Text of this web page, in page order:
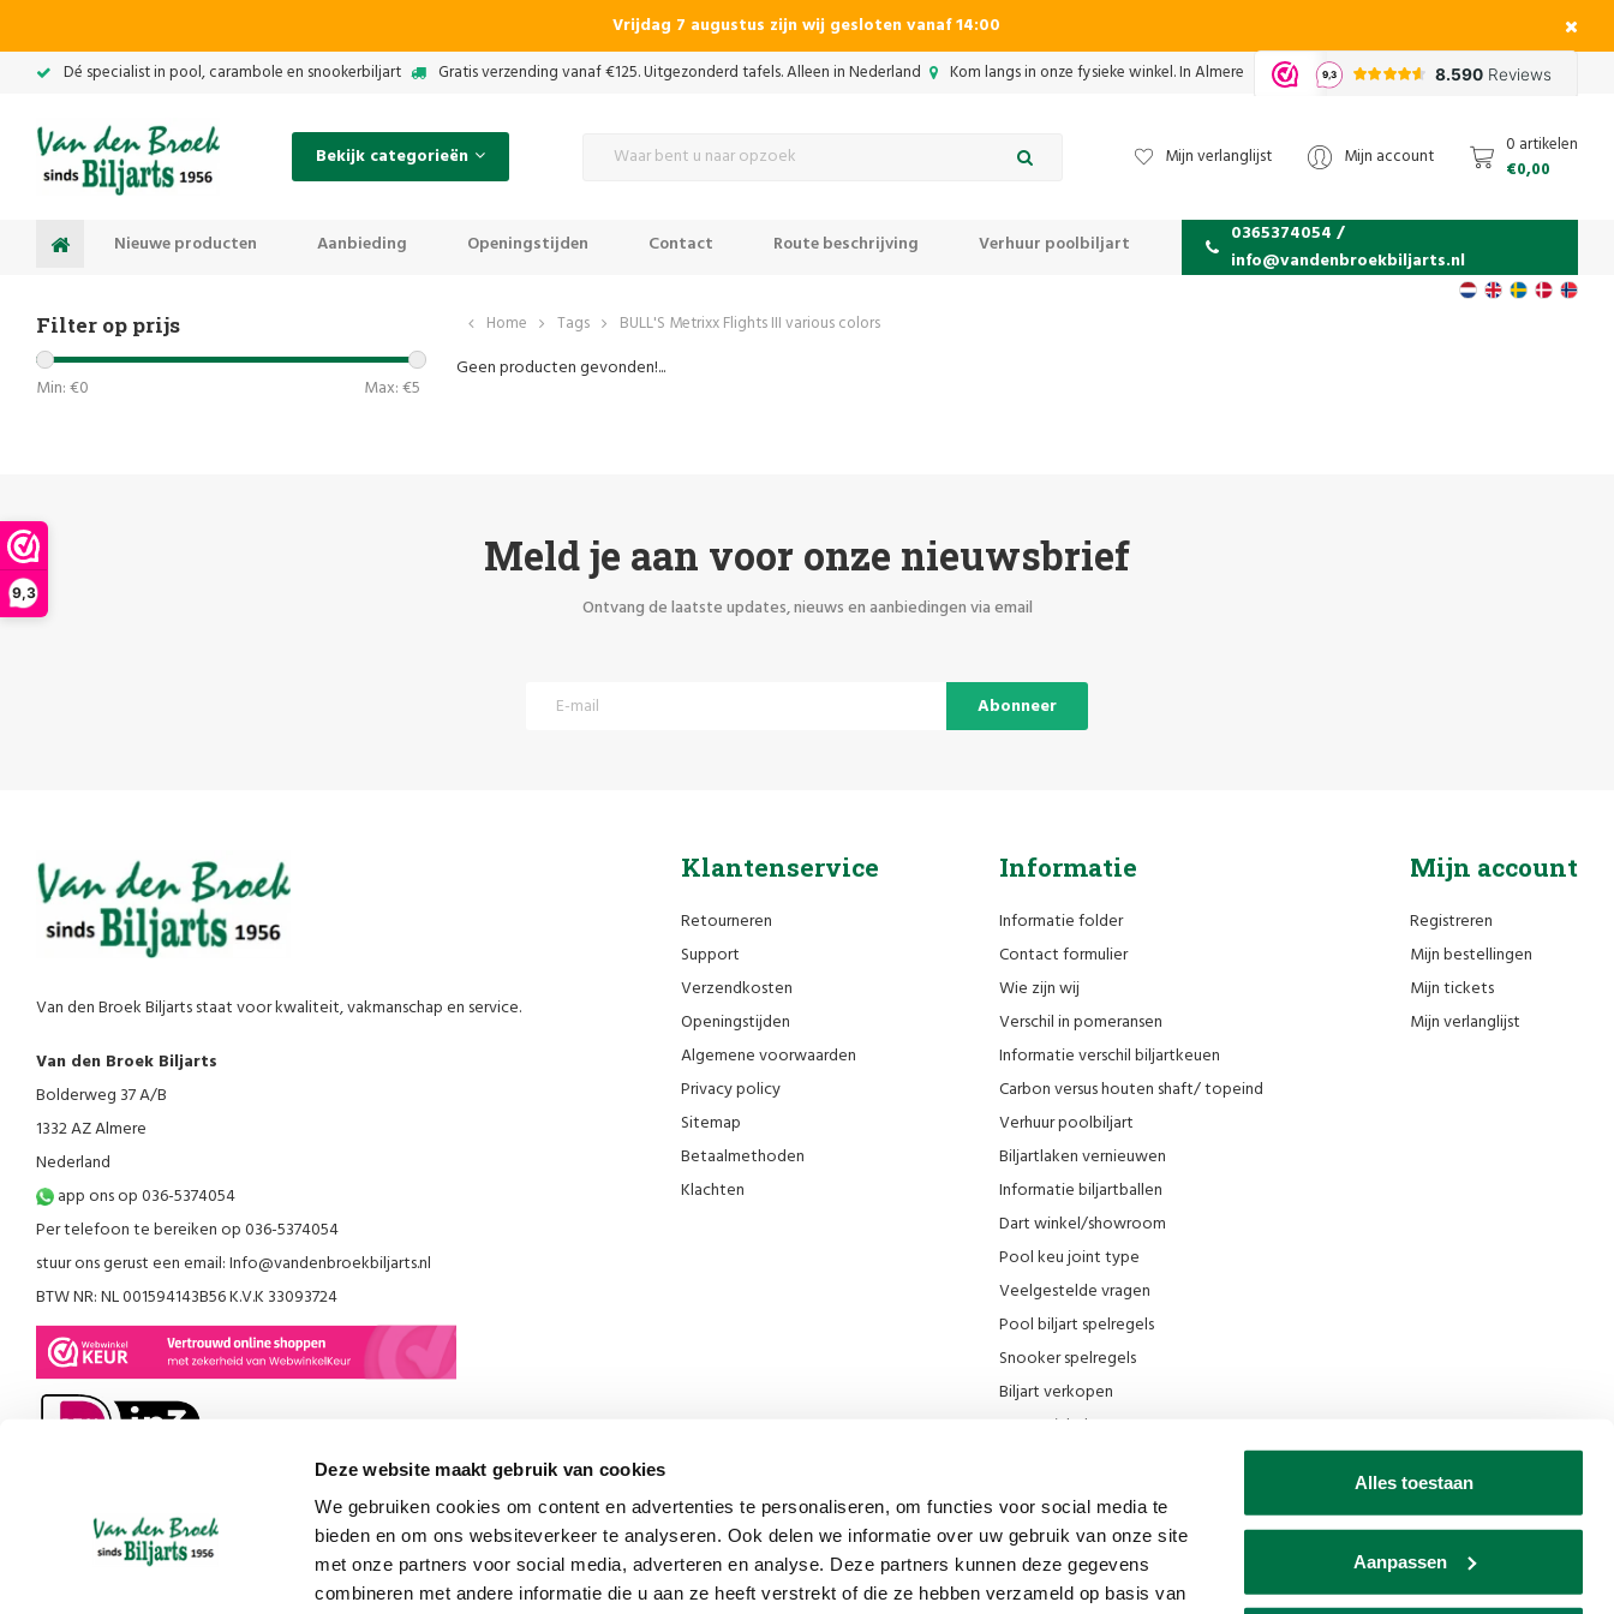
9,3
Deze website maakt gebruik van cookies
We gebruiken cookies om content en advertenties te personaliseren, om functies voor social media te
bieden en om ons websiteverkeer te analyseren. Ook delen we informatie over uw gebruik van onze site
met onze partners voor social media, adverteren en analyse. Deze partners kunnen deze gegevens
combineren met andere informatie die u aan ze heeft verstrekt of die ze hebben verzameld op basis van
Alles toestaan
Aanpassen
Vrijdag 7 augustus zijn wij gesloten vanaf 14:00
Dé specialist in pool, carambole en snookerbiljart Gratis verzending vanaf €125. Uitgezonderd tafels. Alleen in Nederland Kom langs in onze fysieke winkel. In Almere
Bekijk categorieën Mijn verlanglijst Mijn account
0 artikelen
€0,00
Nieuwe producten Aanbieding Openingstijden Contact Route beschrijving Verhuur poolbiljart
0365374054 /
info@vandenbroekbiljarts.nl
Filter op prijs
Min: €0 Max: €5
Home Tags BULL'S Metrixx Flights III various colors
Geen producten gevonden!...
Meld je aan voor onze nieuwsbrief
Ontvang de laatste updates, nieuws en aanbiedingen via email
Abonneer
Van den Broek Biljarts staat voor kwaliteit, vakmanschap en service.
Van den Broek Biljarts
Bolderweg 37 A/B
1332 AZ Almere
Nederland
app ons op 036-5374054
Per telefoon te bereiken op 036-5374054
stuur ons gerust een email:Info@vandenbroekbiljarts.nl
BTW NR: NL 001594143B56 K.V.K 33093724
Klantenservice
Retourneren
Support
Verzendkosten
Openingstijden
Algemene voorwaarden
Privacy policy
Sitemap
Betaalmethoden
Klachten
Informatie
Informatie folder
Contact formulier
Wie zijn wij
Verschil in pomeransen
Informatie verschil biljartkeuen
Carbon versus houten shaft/ topeind
Verhuur poolbiljart
Biljartlaken vernieuwen
Informatie biljartballen
Dart winkel/showroom
Pool keu joint type
Veelgestelde vragen
Pool biljart spelregels
Snooker spelregels
Biljart verkopen
Onze winkel
Promotie Filmpjes Van den Broek Biljarts
Blog
Biljart museum
Diverse links
Mijn account
Registreren
Mijn bestellingen
Mijn tickets
Mijn verlanglijst